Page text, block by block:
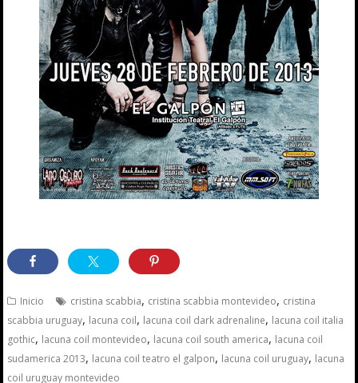
Inicio cristina scabbia, cristina scabbia montevideo, cristina
scabbia uruguay, lacuna coil, lacuna coil dark adrenaline, lacuna coil italia
gothic, lacuna coil montevideo, lacuna coil south america, lacuna coil
sudamerica 2013, lacuna coil teatro el galpon, lacuna coil uruguay, lacuna
coil uruguay montevideo